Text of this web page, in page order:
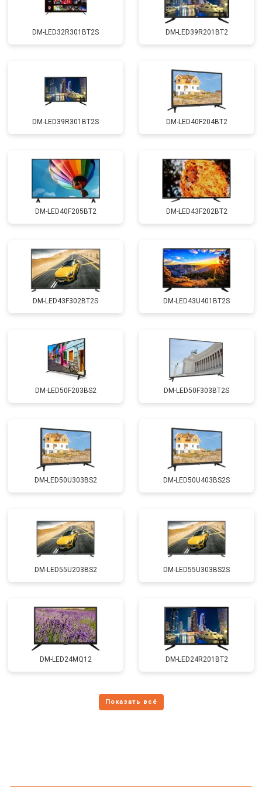
DM-LED32R301BT2S DM-LED39R201BT2
DM-LED39R301BT2S DM-LED40F204BT2
DM-LED40F205BT2 DM-LED43F202BT2
DM-LED43F302BT2S DM-LED43U401BT2S
DM-LED50F203BS2 DM-LED50F303BT2S
DM-LED50U303BS2 DM-LED50U403BS2S
DM-LED55U203BS2 DM-LED55U303BS2S
DM-LED24MQ12 DM-LED24R201BT2